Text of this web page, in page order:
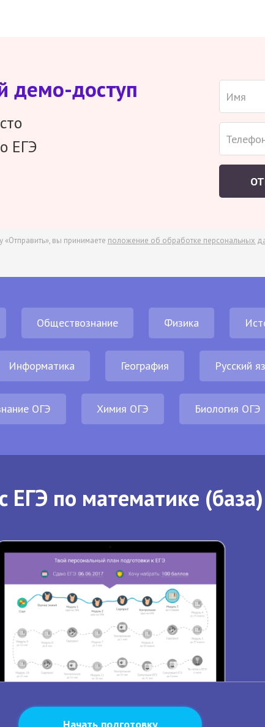
демо-доступ
ЕГЭ
«Отправить», вы принимаете положение об обработке персональных
Обществознание Физика
Информатика География Русский
ОГЭ Химия ОГЭ Биология ОГЭ
ЕГЭ по математике